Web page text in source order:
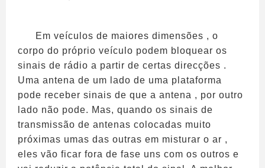
Em veículos de maiores dimensões , o
corpo do próprio veículo podem bloquear os
sinais de rádio a partir de certas direcções .
Uma antena de um lado de uma plataforma
pode receber sinais de que a antena , por outro
lado não pode. Mas, quando os sinais de
transmissão de antenas colocadas muito
próximas umas das outras em misturar o ar ,
eles vão ficar fora de fase uns com os outros e